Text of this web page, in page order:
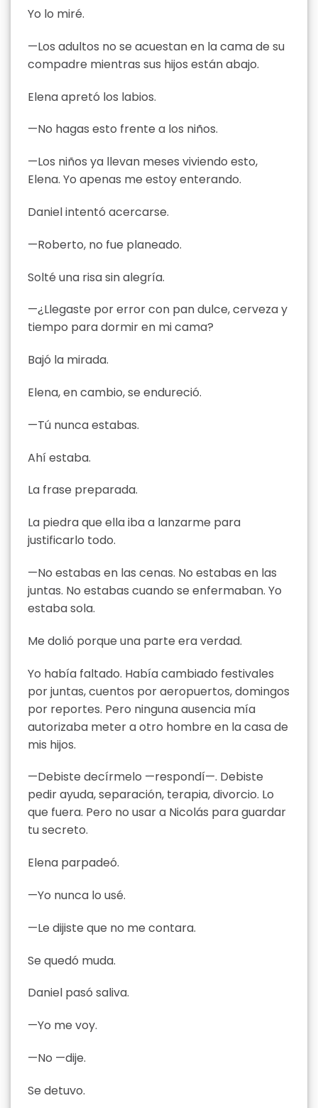
Yo lo miré.
—Los adultos no se acuestan en la cama de su
compadre mientras sus hijos están abajo.
Elena apretó los labios.
—No hagas esto frente a los niños.
—Los niños ya llevan meses viviendo esto,
Elena. Yo apenas me estoy enterando.
Daniel intentó acercarse.
—Roberto, no fue planeado.
Solté una risa sin alegría.
—¿Llegaste por error con pan dulce, cerveza y
tiempo para dormir en mi cama?
Bajó la mirada.
Elena, en cambio, se endureció.
—Tú nunca estabas.
Ahí estaba.
La frase preparada.
La piedra que ella iba a lanzarme para
justificarlo todo.
—No estabas en las cenas. No estabas en las
juntas. No estabas cuando se enfermaban. Yo
estaba sola.
Me dolió porque una parte era verdad.
Yo había faltado. Había cambiado festivales
por juntas, cuentos por aeropuertos, domingos
por reportes. Pero ninguna ausencia mía
autorizaba meter a otro hombre en la casa de
mis hijos.
—Debiste decírmelo —respondí—. Debiste
pedir ayuda, separación, terapia, divorcio. Lo
que fuera. Pero no usar a Nicolás para guardar
tu secreto.
Elena parpadeó.
—Yo nunca lo usé.
—Le dijiste que no me contara.
Se quedó muda.
Daniel pasó saliva.
—Yo me voy.
—No —dije.
Se detuvo.